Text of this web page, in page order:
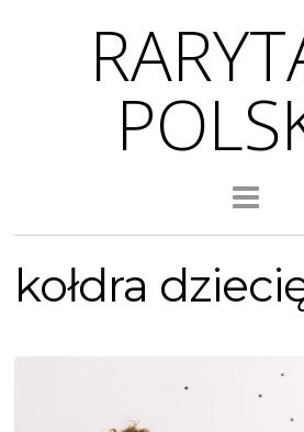
kołdra